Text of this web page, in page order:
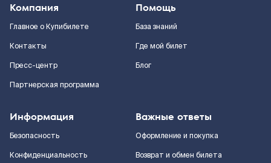
Компания
Главное о Купибилете
Контакты
Пресс-центр
Партнерская программа
Помощь
База знаний
Где мой билет
Блог
Информация
Безопасность
Конфиденциальность
Важные ответы
Оформление и покупка
Возврат и обмен билета